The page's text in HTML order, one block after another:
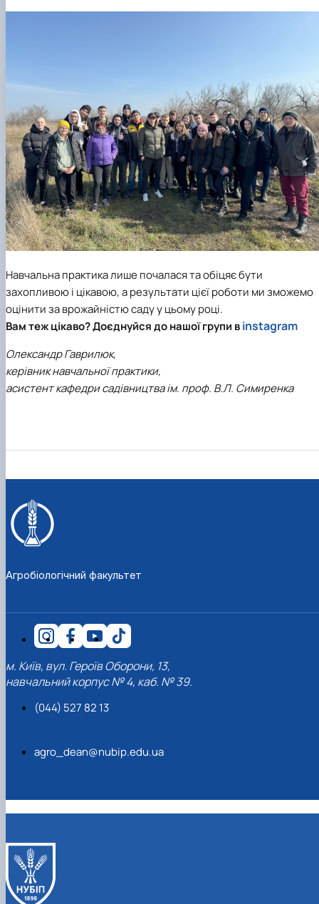
Навчальна практика лише почалася та обіцяє бути
захопливою і цікавою, а результати цієї роботи ми зможемо
оцінити за врожайністю саду у цьому році.
Вам теж цікаво? Доєднуйся до нашої групи вinstagram
Олександр Гаврилюк,
керівник навчальної практики,
асистент кафедри садівництва ім. проф. В.Л. Симиренка
Агробіологічний факультет
м. Київ, вул. Героїв Оборони, 13,
навчальний корпус № 4, каб. № 39.
(044) 527 82 13
agro_dean@nubip.edu.ua